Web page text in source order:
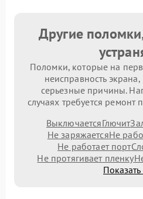
Другие
Поломки, которые на
неисправность
серьезные причины.
случаях требуется ремонт
ВыключаетсяГлючит
Не заряжаетсяНе
Не работает порт
Не протягивает пленку